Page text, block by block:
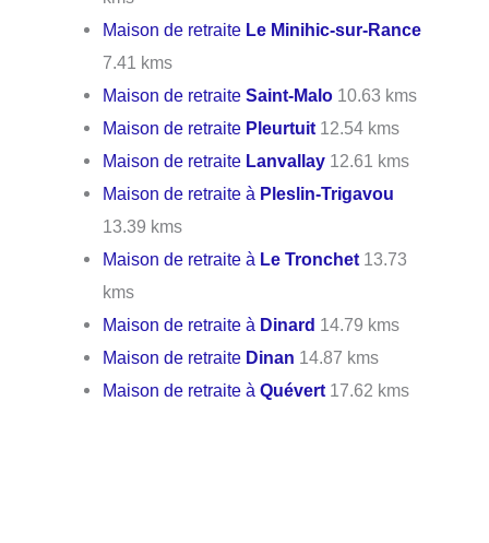
Maison de retraite Le Minihic-sur-Rance
7.41 kms
Maison de retraiteSaint-Malo 10.63 kms
Maison de retraite Pleurtuit 12.54 kms
Maison de retraite Lanvallay 12.61 kms
Maison de retraite à Pleslin-Trigavou
13.39 kms
Maison de retraite à Le Tronchet 13.73
kms
Maison de retraite à Dinard 14.79 kms
Maison de retraite Dinan 14.87 kms
Maison de retraite àQuévert 17.62 kms